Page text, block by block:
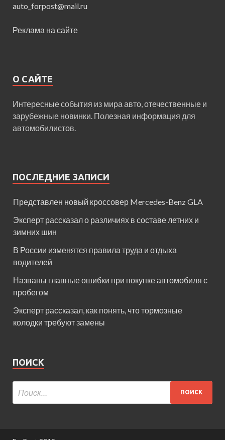
auto_forpost@mail.ru
Реклама на сайте
О САЙТЕ
Интересные события из мира авто, отечественные и
зарубежные новинки. Полезная информация для
автомобилистов.
ПОСЛЕДНИЕ ЗАПИСИ
Представлен новый кроссовер Mercedes-Benz GLA
Эксперт рассказал о различиях в составе летних и
зимних шин
В России изменятся правила труда и отдыха
водителей
Названы главные ошибки при покупке автомобиля с
пробегом
Эксперт рассказал, как понять, что тормозные
колодки требуют замены
ПОИСК